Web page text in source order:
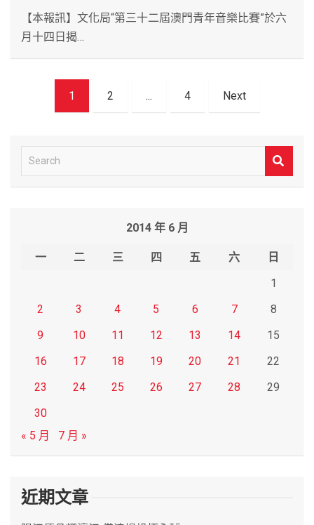
【本報訊】文化局“第三十二屆澳門青年音樂比賽”於六
月十四日揭…
1 2 ... 4 Next
e
2014 年 6 月
一 二 三 四 五 六
日
1
2
3 4 5 6 7
8
9
10 11 12 13 14
15
16
17 18 19 20 21
22
23
24 25 26 27 28
29
30
« 5 月
7 月 »
近期文章